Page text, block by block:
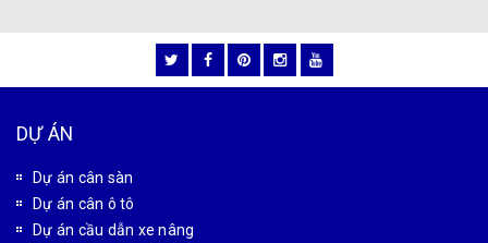
CÔNG TY CỔ PHẦN CÔNG NGHỆ TỰ ĐỘNG TÂN PHÁT
Văn phòng giao dịch: Số 32 Liền Kề 4, Khu đô thị Đại
Thanh, xã Đại Thanh, Thành phố Hà Nội, Việt Nam